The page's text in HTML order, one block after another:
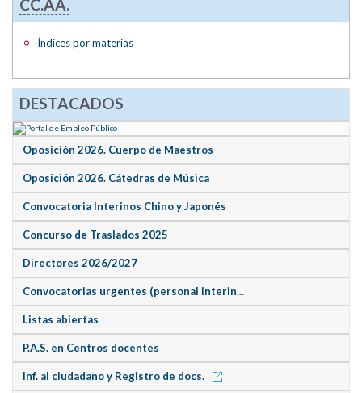
CC.AA.
Índices por materias
DESTACADOS
Oposición 2026. Cuerpo de Maestros
Oposición 2026. Cátedras de Música
Convocatoria Interinos Chino y Japonés
Concurso de Traslados 2025
Directores 2026/2027
Convocatorias urgentes (personal interin...
Listas abiertas
P.A.S. en Centros docentes
Inf. al ciudadano y Registro de docs.